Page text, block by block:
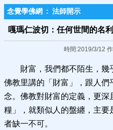
念覺學佛網 : 法師開示
嘎瑪仁波切：任何世間的名
時間:2019/3/12
財富，我們都不陌生，
佛教里講的「財富」，跟人
念。佛教對財富的定義，更
糧」，就類似人的盤纏，主
者缺一不可。